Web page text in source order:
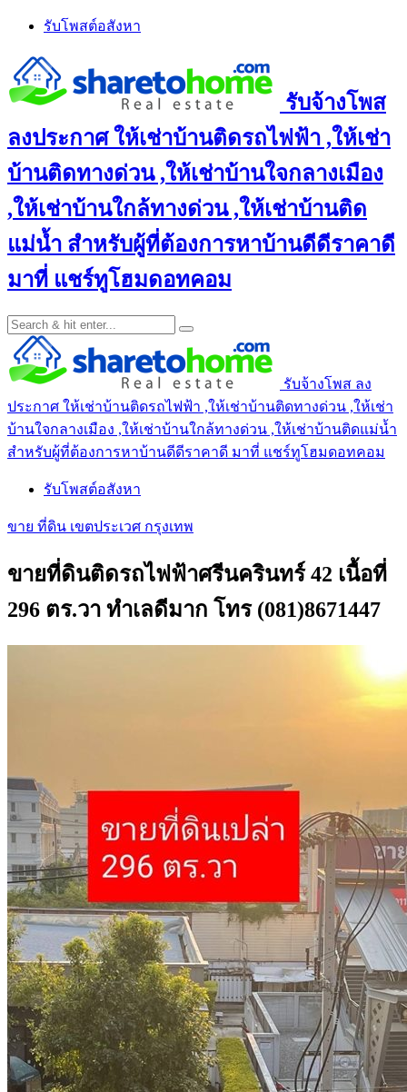
Skip
content
รับโพสต์อสังหา
รับจ้างโพส
ลงประกาศ ให้เช่าบ้านติดรถไฟฟ้า ,ให้เช่า
บ้านติดทางด่วน ,ให้เช่าบ้านใจกลางเมือง
,ให้เช่าบ้านใกล้ทางด่วน ,ให้เช่าบ้านติด
แม่น้ำ สำหรับผู้ที่ต้องการหาบ้านดีดีราคาดี
มาที่ แชร์ทูโฮมดอทคอม
รับจ้างโพส ลง
ประกาศ ให้เช่าบ้านติดรถไฟฟ้า ,ให้เช่าบ้านติดทางด่วน ,ให้เช่า
บ้านใจกลางเมือง ,ให้เช่าบ้านใกล้ทางด่วน ,ให้เช่าบ้านติดแม่น้ำ
สำหรับผู้ที่ต้องการหาบ้านดีดีราคาดี มาที่ แชร์ทูโฮมดอทคอม
รับโพสต์อสังหา
ขาย ที่ดิน เขตประเวศ กรุงเทพ
ขายที่ดินติดรถไฟฟ้าศรีนครินทร์ 42 เนื้อที่
296 ตร.วา ทำเลดีมาก โทร (081)8671447